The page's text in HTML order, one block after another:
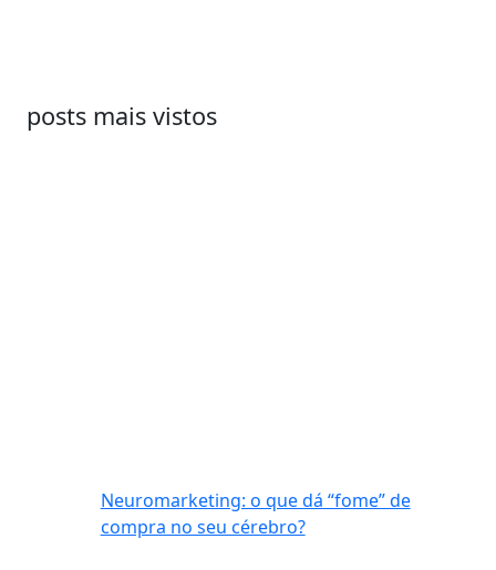
posts mais vistos
Neuromarketing: o que dá “fome” de
compra no seu cérebro?